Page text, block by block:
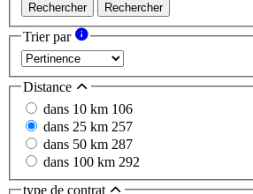
Rechercher Rechercher
Trier par
Distance
dans 10 km 106
dans 25 km 257
dans 50 km 287
dans 100 km 292
type de contrat